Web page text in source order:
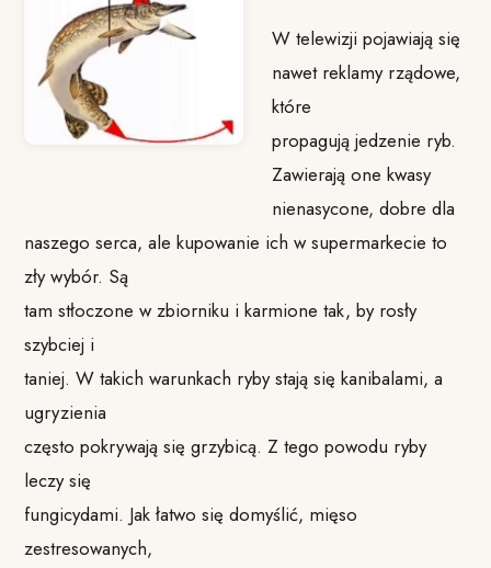
W telewizji pojawiają się
nawet reklamy rządowe,
które
propagują jedzenie ryb.
Zawierają one kwasy
nienasycone, dobre dla
naszego serca, ale kupowanie ich w supermarkecie to
zły wybór. Są
tam stłoczone w zbiorniku i karmione tak, by rosły
szybciej i
taniej. W takich warunkach ryby stają się kanibalami, a
ugryzienia
często pokrywają się grzybicą. Z tego powodu ryby
leczy się
fungicydami. Jak łatwo się domyślić, mięso
zestresowanych,